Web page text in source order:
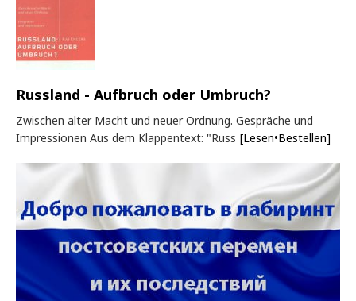
Russland - Aufbruch oder Umbruch?
Zwischen alter Macht und neuer Ordnung. Gespräche und
Impressionen Aus dem Klappentext: "Russ [Lesen•Bestellen]